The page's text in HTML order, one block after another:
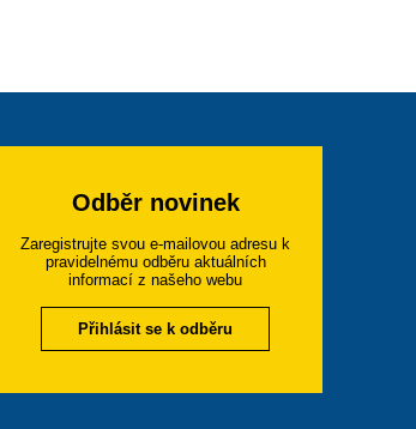
Odběr novinek
Zaregistrujte svou e-mailovou adresu k
pravidelnému odběru aktuálních
informací z našeho webu
Přihlásit se k odběru